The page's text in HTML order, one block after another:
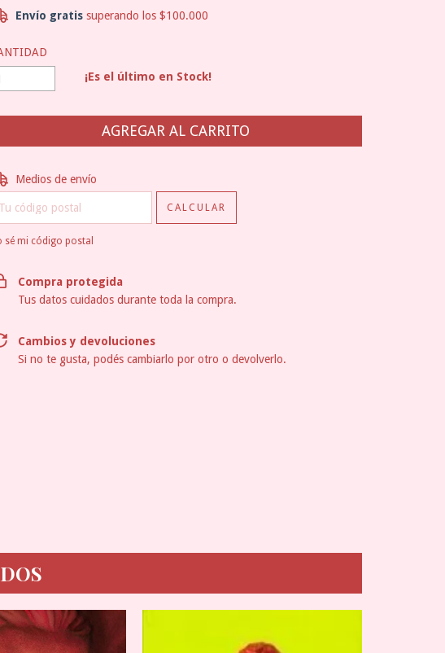
Envío gratis superando los$100.000
¡Es el último en Stock!
para el CP:
Medios de envío
CALCULAR
sé mi código postal
Compra protegida
Tus datos cuidados durante toda la compra.
Cambios y devoluciones
Si no te gusta, podés cambiarlo por otro o devolverlo.